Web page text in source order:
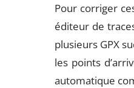
Pour corriger
éditeur de
plusieurs GPX
les points
automatique